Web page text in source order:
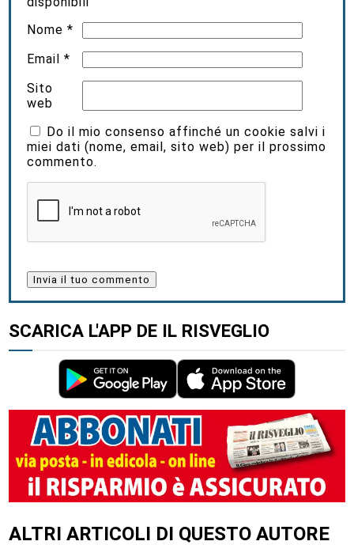
Nome*
Email*
Sito
web
Do il mio consenso affinché un cookie salvi i
miei dati (nome, email, sito web) per il prossimo
commento.
SCARICA L'APP DE IL RISVEGLIO
ALTRI ARTICOLI DI QUESTO AUTORE